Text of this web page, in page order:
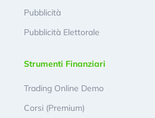
Pubblicità
Pubblicità Elettorale
Strumenti Finanziari
Trading Online Demo
Corsi (Premium)